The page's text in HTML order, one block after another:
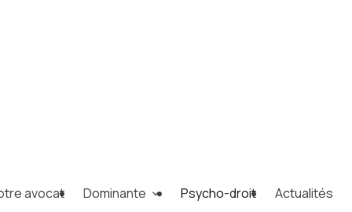
avocat Dominante Psycho-droit Actualités